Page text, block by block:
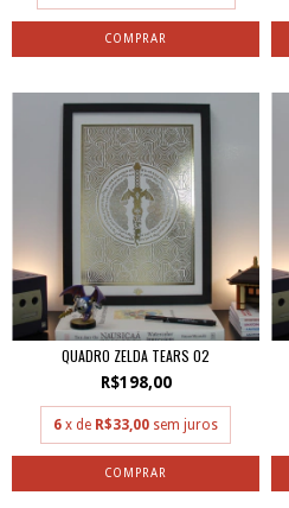
QUADRO ZELDA TEARS 02
R$198,00
6 x de R$33,00 sem juros